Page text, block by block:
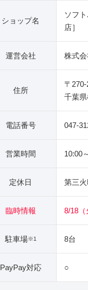
ショップ名
ソフ
店］
運営会社 株式
住所
〒
千葉
電話番号 047-
営業時間 10:00
定休日 第三火
臨時情報 8/18（
駐車場※1 8台
PayPay対応 ○